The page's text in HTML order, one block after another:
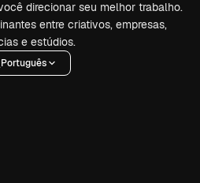
direcionar seu melhor trabalho.
entre criativos, empresas,
e estúdios.
Português